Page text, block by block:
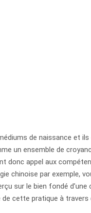
de naissance et
un ensemble de
donc appel aux
chinoise par exemple,
sur le bien fondé
cette pratique à